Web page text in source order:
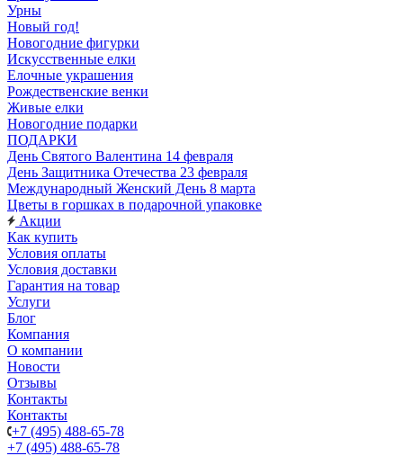
Урны
Новый год!
Новогодние фигурки
Искусственные елки
Елочные украшения
Рождественские венки
Живые елки
Новогодние подарки
ПОДАРКИ
День Святого Валентина 14 февраля
День Защитника Отечества 23 февраля
Международный Женский День 8 марта
Цветы в горшках в подарочной упаковке
Акции
Как купить
Условия оплаты
Условия доставки
Гарантия на товар
Услуги
Блог
Компания
О компании
Новости
Отзывы
Контакты
Контакты
+7 (495) 488-65-78
+7 (495) 488-65-78